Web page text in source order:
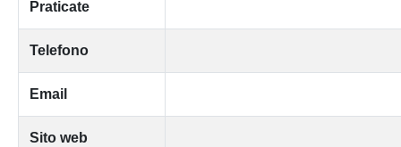
Praticate
Telefono
Email
Sito web